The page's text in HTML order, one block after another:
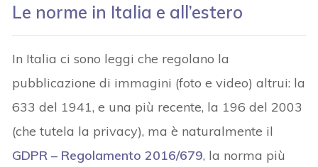
Le norme in Italia e all’estero
In Italia ci sono leggi che regolano la
pubblicazione di immagini (foto e video) altrui: la
633 del 1941, e una più recente, la 196 del 2003
(che tutela la privacy), ma è naturalmente il
GDPR – Regolamento 2016/679, la norma più